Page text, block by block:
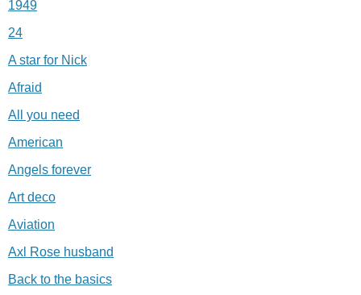
1949
24
A star for Nick
Afraid
All you need
American
Angels forever
Art deco
Aviation
Axl Rose husband
Back to the basics